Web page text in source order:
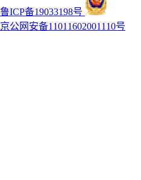
鲁ICP备19033198号
京公网安备11011602001110号